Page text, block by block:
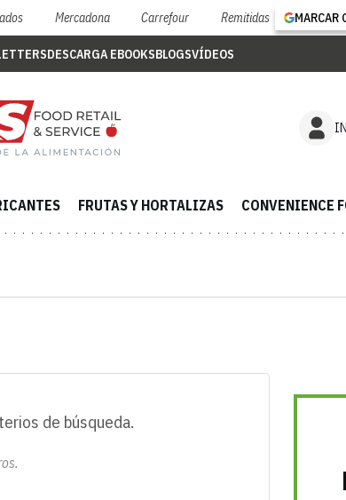
Mercadona Carrefour Remitidas MARCAR
DESCARGA EBOOKSBLOGSVÍDEOS
FRUTAS Y HORTALIZAS CONVENIENCE
de búsqueda.